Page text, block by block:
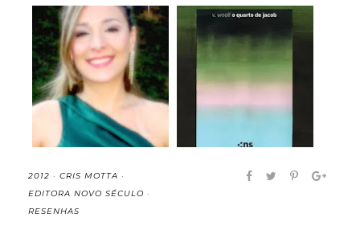
Parceria: Cris Motta
O Quarto de Jacob -
Virginia Woolf ...
2012 · CRIS MOTTA ·
EDITORA NOVO SÉCULO ·
RESENHAS